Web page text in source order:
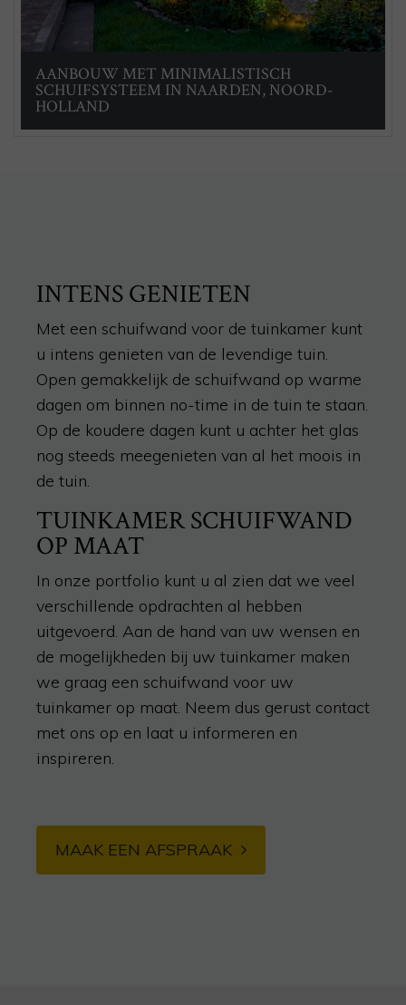
AANBOUW MET MINIMALISTISCH
SCHUIFSYSTEEM IN NAARDEN, NOORD-
HOLLAND
INTENS GENIETEN
Met een schuifwand voor de tuinkamer kunt
u intens genieten van de levendige tuin.
Open gemakkelijk de schuifwand op warme
dagen om binnen no-time in de tuin te staan.
Op de koudere dagen kunt u achter het glas
nog steeds meegenieten van al het moois in
de tuin.
TUINKAMER SCHUIFWAND
OP MAAT
In onze portfolio kunt u al zien dat we veel
verschillende opdrachten al hebben
uitgevoerd. Aan de hand van uw wensen en
de mogelijkheden bij uw tuinkamer maken
we graag een schuifwand voor uw
tuinkamer op maat. Neem dus gerust contact
met ons op en laat u informeren en
inspireren.
MAAK EEN AFSPRAAK